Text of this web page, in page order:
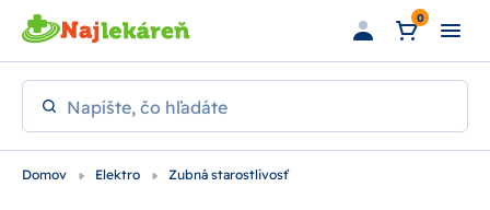
Preskočiť na hlavný obsah 0
Napíšte, čo hľadáte
Domov Elektro Zubná starostlivosť